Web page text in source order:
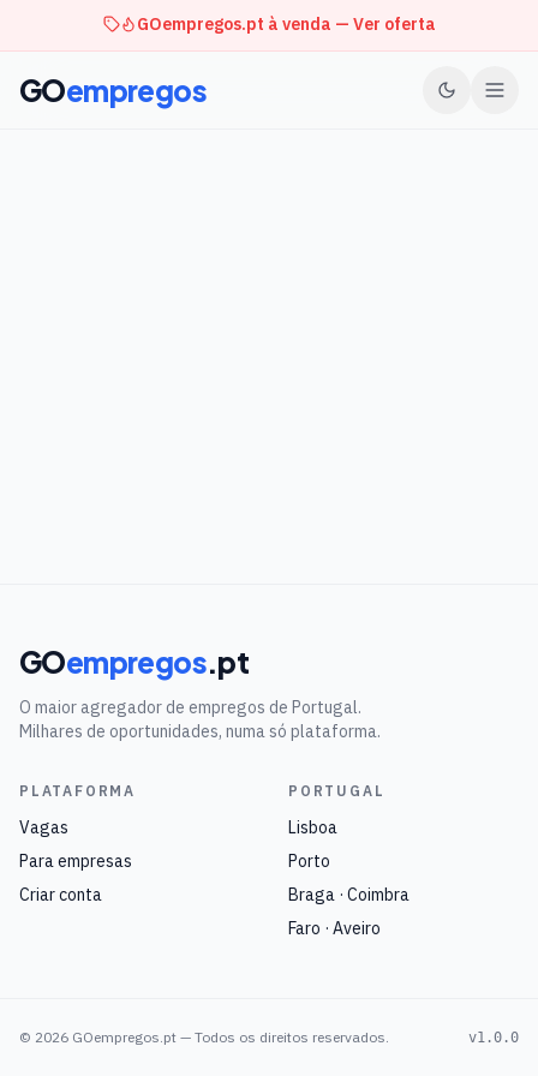
GOempregos.pt à venda — Ver oferta
GOempregos
GOempregos.pt
O maior agregador de empregos de Portugal.
Milhares de oportunidades, numa só plataforma.
PLATAFORMA
Vagas
Para empresas
Criar conta
PORTUGAL
Lisboa
Porto
Braga · Coimbra
Faro · Aveiro
© 2026 GOempregos.pt — Todos os direitos reservados. v1.0.0